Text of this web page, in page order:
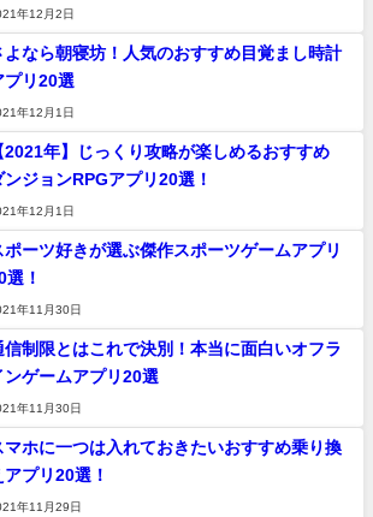
年12月2日
よなら朝寝坊！人気のおすすめ目覚まし時計
プリ20選
年12月1日
2021年】じっくり攻略が楽しめるおすすめ
ンジョンRPGアプリ20選！
年12月1日
ポーツ好きが選ぶ傑作スポーツゲームアプリ
選！
年11月30日
信制限とはこれで決別！本当に面白いオフラ
ンゲームアプリ20選
年11月30日
マホに一つは入れておきたいおすすめ乗り換
アプリ20選！
年11月29日